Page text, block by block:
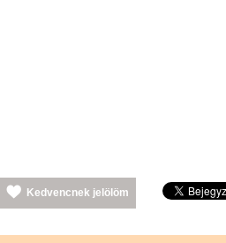
Kedvencnek jelölöm